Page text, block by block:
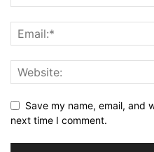
Save my name, email, and
next time I comment.